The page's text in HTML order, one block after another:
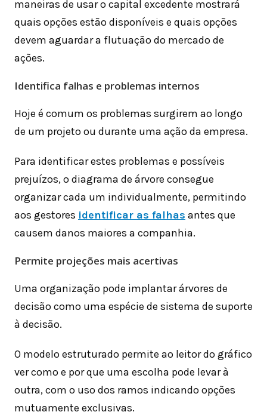
maneiras de usar o capital excedente mostrará
quais opções estão disponíveis e quais opções
devem aguardar a flutuação do mercado de
ações.
Identifica falhas e problemas internos
Hoje é comum os problemas surgirem ao longo
de um projeto ou durante uma ação da empresa.
Para identificar estes problemas e possíveis
prejuízos, o diagrama de árvore consegue
organizar cada um individualmente, permitindo
aos gestores identificar as falhas antes que
causem danos maiores a companhia.
Permite projeções mais acertivas
Uma organização pode implantar árvores de
decisão como uma espécie de sistema de suporte
à decisão.
O modelo estruturado permite ao leitor do gráfico
ver como e por que uma escolha pode levar à
outra, com o uso dos ramos indicando opções
mutuamente exclusivas.